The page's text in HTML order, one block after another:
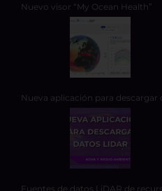
Nuevo visor “My Ocean Health”
Nueva aplicación para descargar
Fuentes de datos LiDAR de